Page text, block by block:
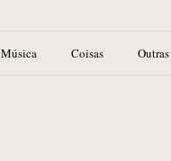
Música Coisas